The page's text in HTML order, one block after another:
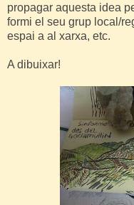
propagar aquesta idea
formi el seu grup local/
espai a al xarxa, etc.
A dibuixar!